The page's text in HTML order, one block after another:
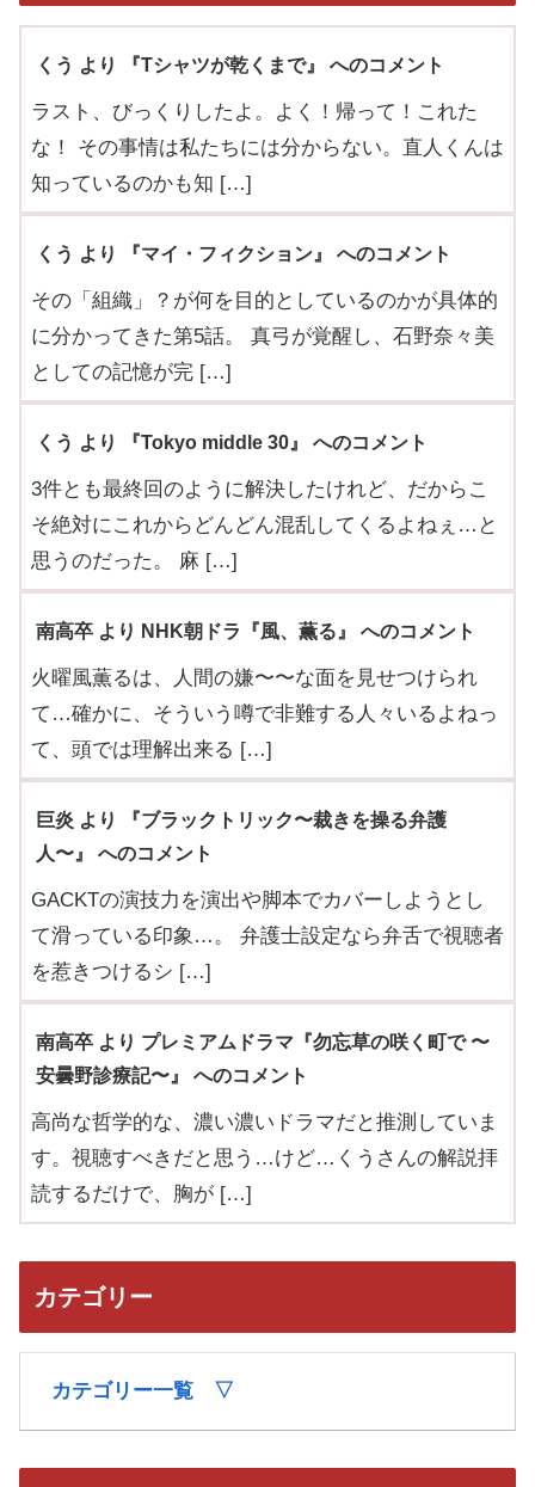
くう より 『Tシャツが乾くまで』 へのコメント
ラスト、びっくりしたよ。よく！帰って！これた
な！ その事情は私たちには分からない。直人くんは
知っているのかも知 […]
くう より 『マイ・フィクション』 へのコメント
その「組織」？が何を目的としているのかが具体的
に分かってきた第5話。 真弓が覚醒し、石野奈々美
としての記憶が完 […]
くう より 『Tokyo middle 30』 へのコメント
3件とも最終回のように解決したけれど、だからこ
そ絶対にこれからどんどん混乱してくるよねぇ…と
思うのだった。 麻 […]
南高卒 より NHK朝ドラ『風、薫る』 へのコメント
火曜風薫るは、人間の嫌〜〜な面を見せつけられ
て…確かに、そういう噂で非難する人々いるよねっ
て、頭では理解出来る […]
巨炎 より 『ブラックトリック〜裁きを操る弁護
人〜』 へのコメント
GACKTの演技力を演出や脚本でカバーしようとし
て滑っている印象…。 弁護士設定なら弁舌で視聴者
を惹きつけるシ […]
南高卒 より プレミアムドラマ『勿忘草の咲く町で 〜
安曇野診療記〜』 へのコメント
高尚な哲学的な、濃い濃いドラマだと推測していま
す。視聴すべきだと思う…けど…くうさんの解説拝
読するだけで、胸が […]
カテゴリー
カテゴリー一覧 ▽